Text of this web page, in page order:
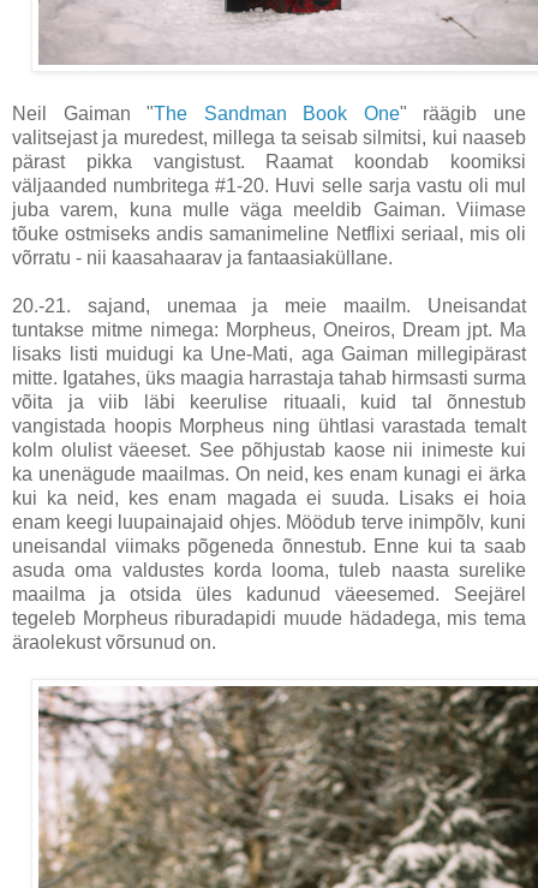
Neil Gaiman "The Sandman Book One" räägib une
valitsejast ja muredest, millega ta seisab silmitsi, kui naaseb
pärast pikka vangistust. Raamat koondab koomiksi
väljaanded numbritega #1-20. Huvi selle sarja vastu oli mul
juba varem, kuna mulle väga meeldib Gaiman. Viimase
tõuke ostmiseks andis samanimeline Netflixi seriaal, mis oli
võrratu - nii kaasahaarav ja fantaasiaküllane.
20.-21. sajand, unemaa ja meie maailm. Uneisandat
tuntakse mitme nimega: Morpheus, Oneiros, Dream jpt. Ma
lisaks listi muidugi ka Une-Mati, aga Gaiman millegipärast
mitte. Igatahes, üks maagia harrastaja tahab hirmsasti surma
võita ja viib läbi keerulise rituaali, kuid tal õnnestub
vangistada hoopis Morpheus ning ühtlasi varastada temalt
kolm olulist väeeset. See põhjustab kaose nii inimeste kui
ka unenägude maailmas. On neid, kes enam kunagi ei ärka
kui ka neid, kes enam magada ei suuda. Lisaks ei hoia
enam keegi luupainajaid ohjes. Möödub terve inimpõlv, kuni
uneisandal viimaks põgeneda õnnestub. Enne kui ta saab
asuda oma valdustes korda looma, tuleb naasta surelike
maailma ja otsida üles kadunud väeesemed. Seejärel
tegeleb Morpheus riburadapidi muude hädadega, mis tema
äraolekust võrsunud on.